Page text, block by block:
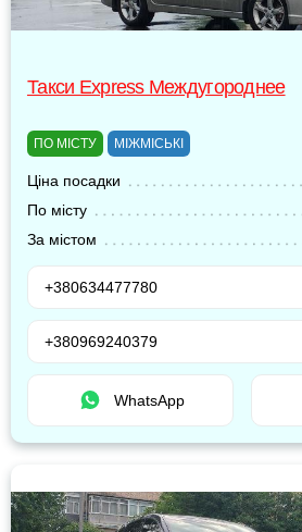
Такси Express Междугороднее
ПО МІСТУ МІЖМІСЬКІ
Ціна посадки
По місту
За містом
+380634477780
+380969240379
WhatsApp